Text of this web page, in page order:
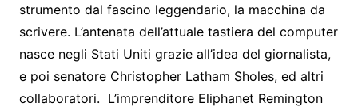
strumento dal fascino leggendario, la macchina da
scrivere. L’antenata dell’attuale tastiera del computer
nasce negli Stati Uniti grazie all’idea del giornalista,
e poi senatore Christopher Latham Sholes, ed altri
collaboratori. L’imprenditore Eliphanet Remington